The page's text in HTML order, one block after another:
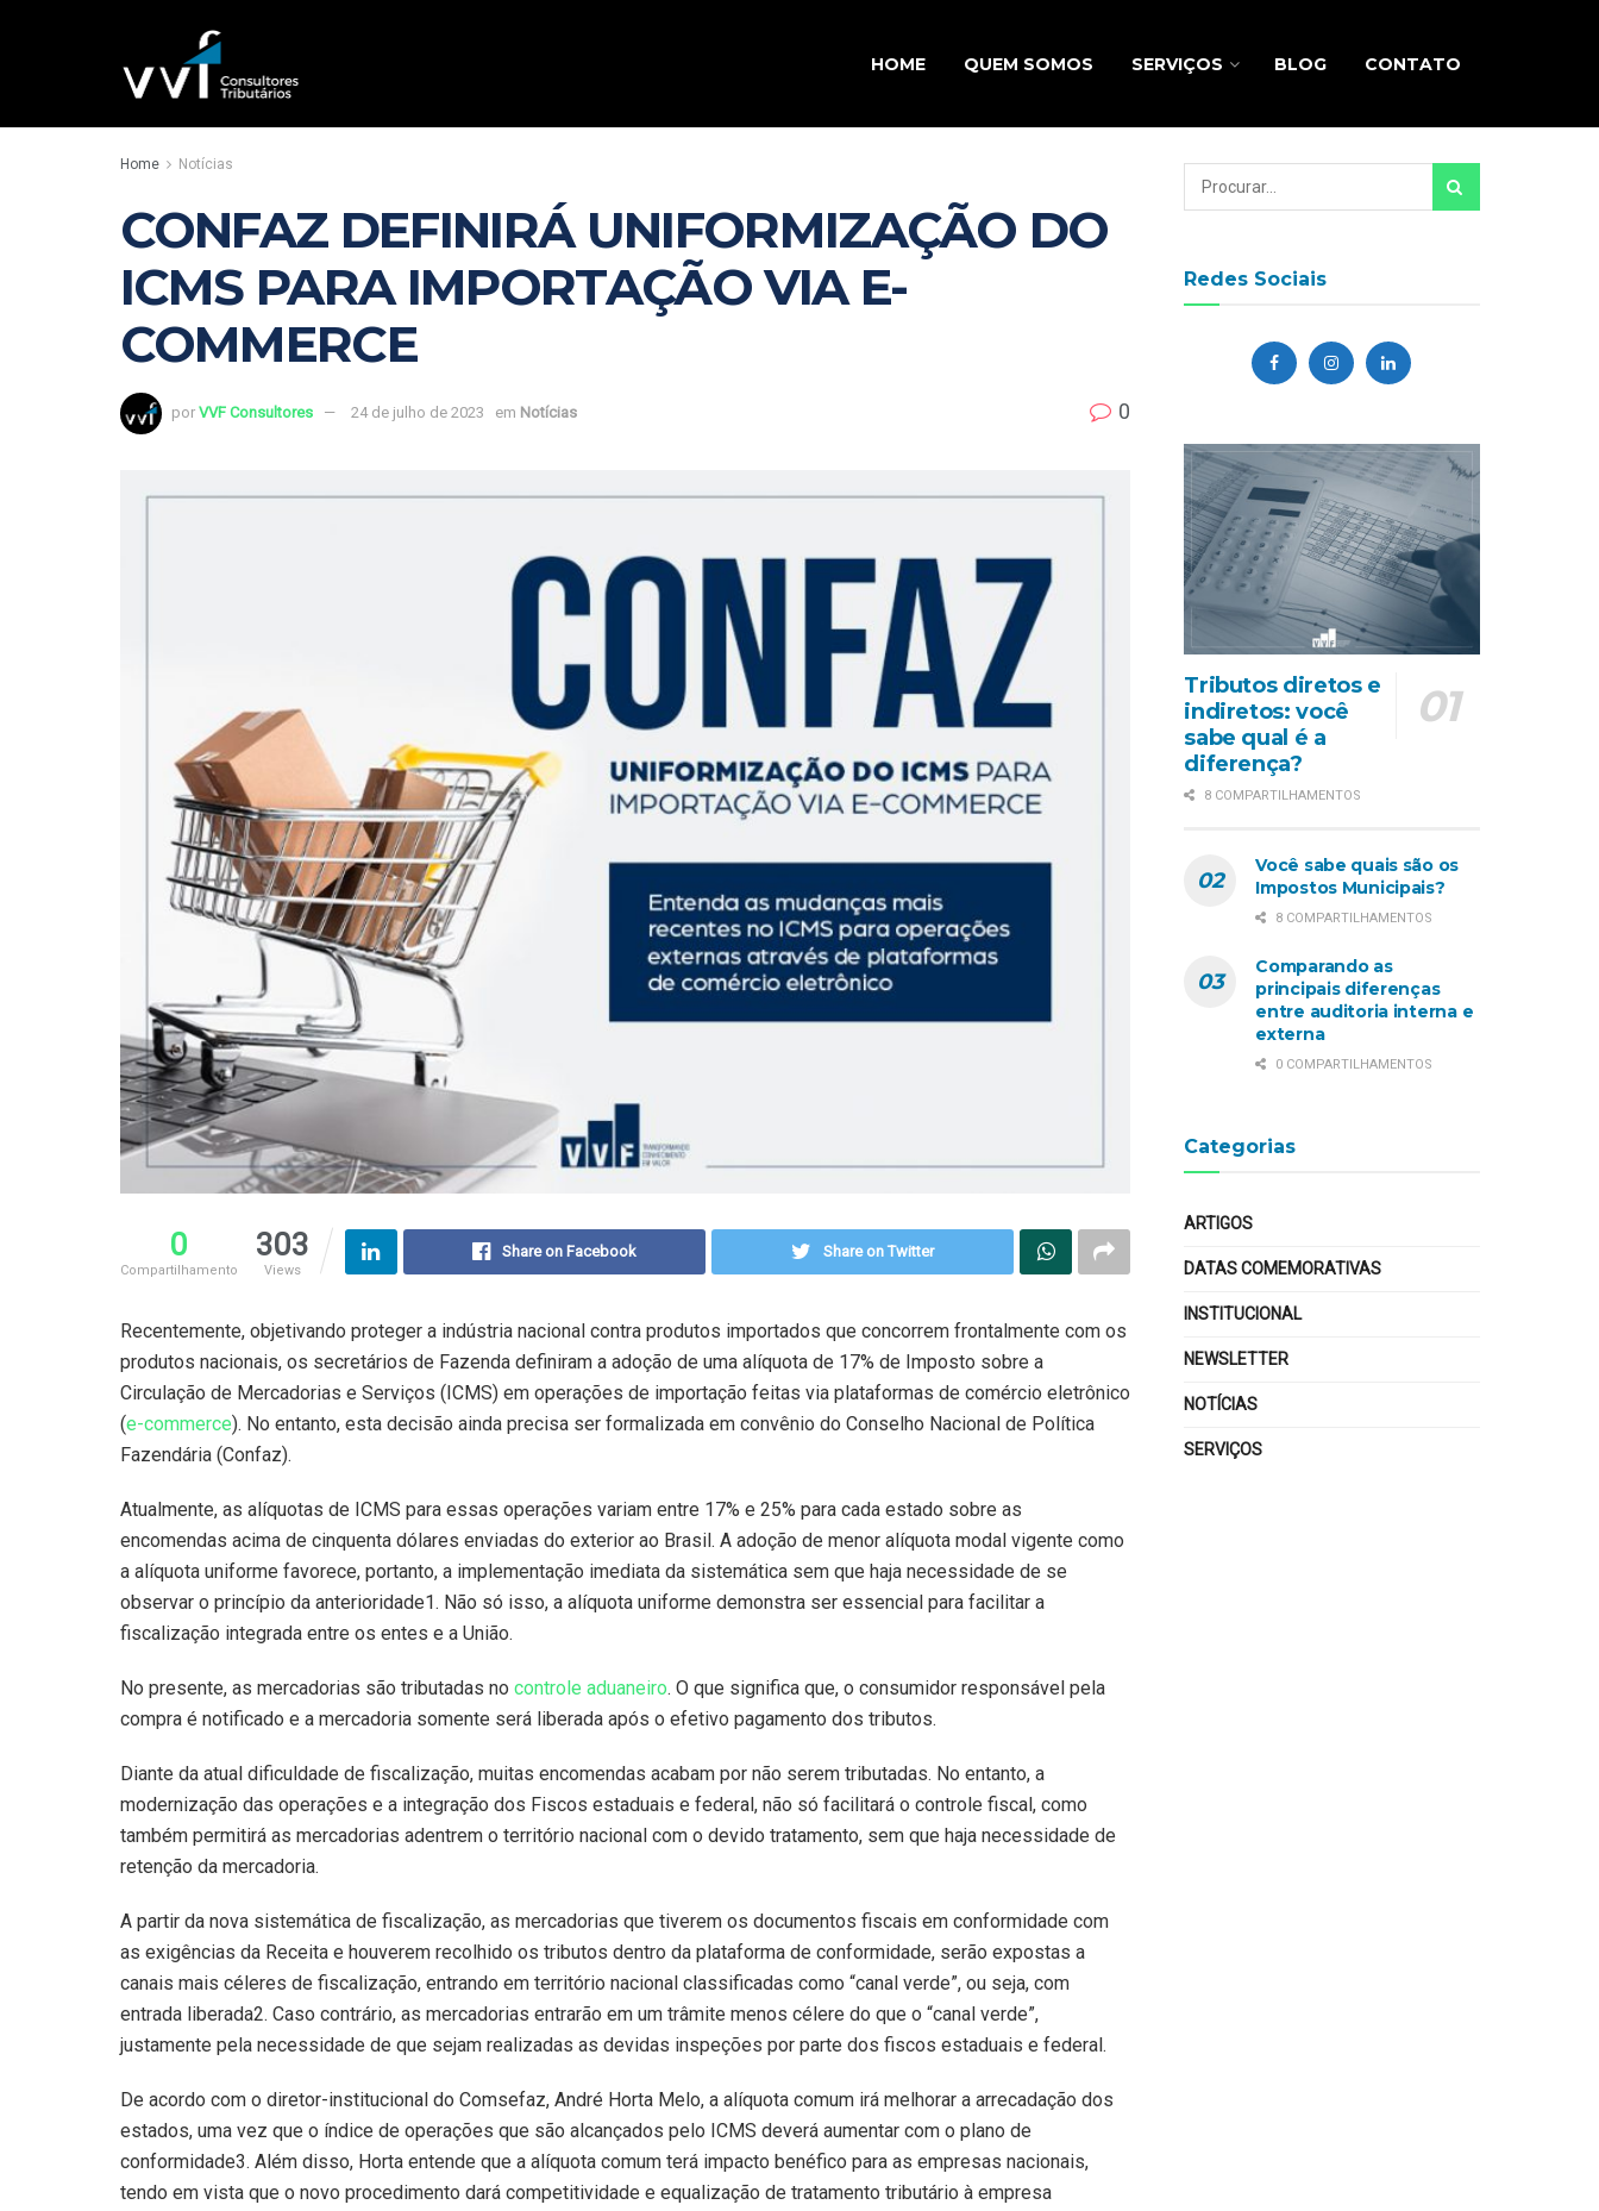
HOME QUEM SOMOS SERVIÇOS BLOG CONTATO
Home Notícias
CONFAZ DEFINIRÁ UNIFORMIZAÇÃO DO
ICMS PARA IMPORTAÇÃO VIA E-
COMMERCE
por VVF Consultores 24 de julho de 2023 em Notícias 0
0
Compartilhamento
303
Views
Share on Facebook Share on Twitter
Recentemente, objetivando proteger a indústria nacional contra produtos importados que concorrem frontalmente com os
produtos nacionais, os secretários de Fazenda definiram a adoção de uma alíquota de 17% de Imposto sobre a
Circulação de Mercadorias e Serviços (ICMS) em operações de importação feitas via plataformas de comércio eletrônico
(e-commerce). No entanto, esta decisão ainda precisa ser formalizada em convênio do Conselho Nacional de Política
Fazendária (Confaz).
Atualmente, as alíquotas de ICMS para essas operações variam entre 17% e 25% para cada estado sobre as
encomendas acima de cinquenta dólares enviadas do exterior ao Brasil. A adoção de menor alíquota modal vigente como
a alíquota uniforme favorece, portanto, a implementação imediata da sistemática sem que haja necessidade de se
observar o princípio da anterioridade1. Não só isso, a alíquota uniforme demonstra ser essencial para facilitar a
fiscalização integrada entre os entes e a União.
No presente, as mercadorias são tributadas no controle aduaneiro. O que significa que, o consumidor responsável pela
compra é notificado e a mercadoria somente será liberada após o efetivo pagamento dos tributos.
Diante da atual dificuldade de fiscalização, muitas encomendas acabam por não serem tributadas. No entanto, a
modernização das operações e a integração dos Fiscos estaduais e federal, não só facilitará o controle fiscal, como
também permitirá as mercadorias adentrem o território nacional com o devido tratamento, sem que haja necessidade de
retenção da mercadoria.
A partir da nova sistemática de fiscalização, as mercadorias que tiverem os documentos fiscais em conformidade com
as exigências da Receita e houverem recolhido os tributos dentro da plataforma de conformidade, serão expostas a
canais mais céleres de fiscalização, entrando em território nacional classificadas como “canal verde”, ou seja, com
entrada liberada2. Caso contrário, as mercadorias entrarão em um trâmite menos célere do que o “canal verde”,
justamente pela necessidade de que sejam realizadas as devidas inspeções por parte dos fiscos estaduais e federal.
De acordo com o diretor-institucional do Comsefaz, André Horta Melo, a alíquota comum irá melhorar a arrecadação dos
estados, uma vez que o índice de operações que são alcançados pelo ICMS deverá aumentar com o plano de
conformidade3. Além disso, Horta entende que a alíquota comum terá impacto benéfico para as empresas nacionais,
tendo em vista que o novo procedimento dará competitividade e equalização de tratamento tributário à empresa
Redes Sociais
Tributos diretos e
indiretos: você
sabe qual é a
diferença?
8 COMPARTILHAMENTOS
Você sabe quais são os
Impostos Municipais?
8 COMPARTILHAMENTOS
Comparando as
principais diferenças
entre auditoria interna e
externa
0 COMPARTILHAMENTOS
Categorias
ARTIGOS
DATAS COMEMORATIVAS
INSTITUCIONAL
NEWSLETTER
NOTÍCIAS
SERVIÇOS